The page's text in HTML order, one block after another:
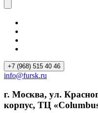
+7 (968) 515 40 46
info@fursk.ru
г. Москва, ул.
корпус, ТЦ